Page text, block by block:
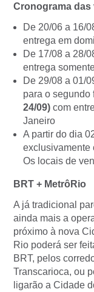
Cronograma das
De 20/06 a 16/
entrega em
De 17/08 a 28/
entrega
De 29/08 a 01/
para o segundo
24/09) com
Janeiro
A partir do dia
exclusivamente
Os locais de
BRT + MetrôRio
A já tradicional
ainda mais a
próximo à nova
Rio poderá ser
BRT, pelos
Transcarioca, ou
ligarão a Cidade